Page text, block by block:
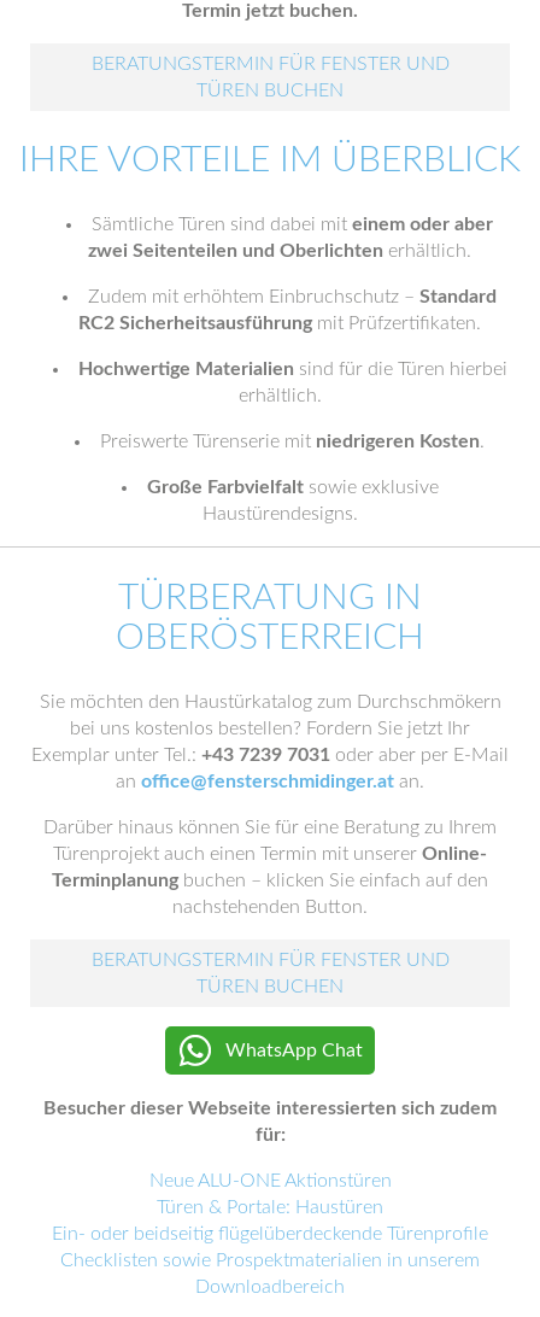
Termin jetzt buchen.
BERATUNGSTERMIN FÜR FENSTER UND
TÜREN BUCHEN
IHRE VORTEILE IM ÜBERBLICK
Sämtliche Türen sind dabei mit einem oder aber
zwei Seitenteilen und Oberlichten erhältlich.
Zudem mit erhöhtem Einbruchschutz – Standard
RC2 Sicherheitsausführung mit Prüfzertifikaten.
Hochwertige Materialien sind für die Türen hierbei
erhältlich.
Preiswerte Türenserie mit niedrigeren Kosten.
Große Farbvielfaltsowie exklusive
Haustürendesigns.
TÜRBERATUNG IN
OBERÖSTERREICH
Sie möchten den Haustürkatalog zum Durchschmökern
bei uns kostenlos bestellen? Fordern Sie jetzt Ihr
Exemplar unter Tel.: +43 7239 7031 oder aber per E-Mail
an office@fensterschmidinger.at an.
Darüber hinaus können Sie für eine Beratung zu Ihrem
Türenprojekt auch einen Termin mit unserer Online-
Terminplanung buchen – klicken Sie einfach auf den
nachstehenden Button.
BERATUNGSTERMIN FÜR FENSTER UND
TÜREN BUCHEN
WhatsApp Chat
Besucher dieser Webseite interessierten sich zudem
für:
Neue ALU-ONE Aktionstüren
Türen & Portale: Haustüren
Ein- oder beidseitig flügelüberdeckende Türenprofile
Checklisten sowie Prospektmaterialien in unserem
Downloadbereich